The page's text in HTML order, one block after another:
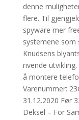
denne
flere. Til
spyware mer
systemene som
Knudsens
rivende
å montere
Varenummer:
31.12.2020 Før
Deksel – For